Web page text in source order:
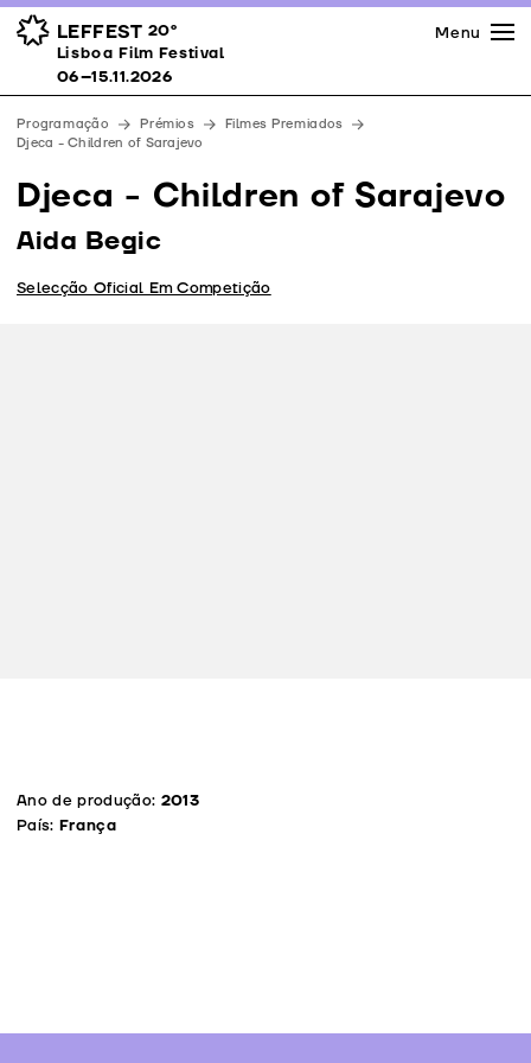
LEFFEST 20º
Lisboa Film Festival 06–15.11.2026
Prémios
Espaços
Apoios
Equipa
Downloads
Contactos
Menu
Lisboa Film Festival
06–15.11.2026
Programação Prémios
Filmes Premiados
Djeca - Children of Sarajevo
Djeca - Children of Sarajevo
Aida Begic
Selecção Oficial Em Competição
Ano de produção: 2013
País: França